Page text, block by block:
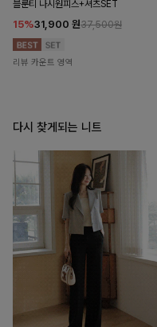
블룬티 나시원피스+셔츠SET
15%31,900 원37,500원
리뷰 카운트 영역
다시 찾게되는 니트